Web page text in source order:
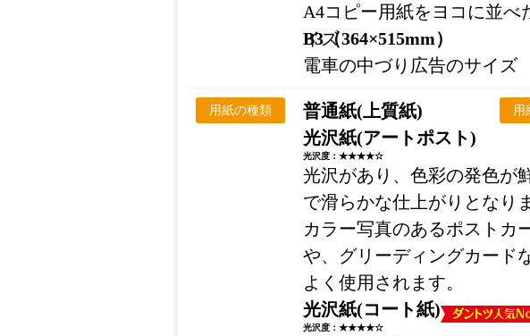
A4コピー用紙をヨコに並べ
イズ
B3（364×515mm）
電車の中づり広告のサイズ
用紙の種類
普通紙(上質紙)
光沢紙(アートポスト)
光沢度：★★★★☆
光沢があり、色彩の発色が
で滑らかな仕上がりとなり
カラー写真のあるポストカ
や、グリーディングカード
よく使用されます。
光沢紙(コート紙)
光沢度：★★★★☆
用